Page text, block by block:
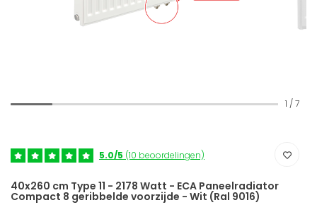
1 / 7
5.0/5 (10 beoordelingen)
40x260 cm Type 11 - 2178 Watt - ECA Paneelradiator
Compact 8 geribbelde voorzijde - Wit (Ral 9016)